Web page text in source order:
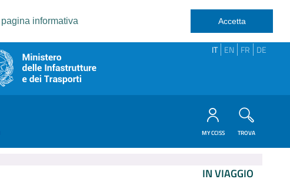
pagina informativa Accetta
IT EN FR DE
MY CCISS TROVA
IN VIAGGIO